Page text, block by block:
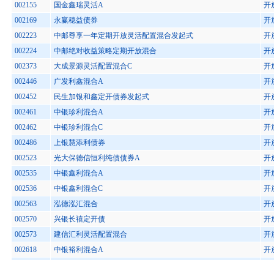
002155
国金鑫瑞灵活A
开
002169
永赢稳益债券
开
002223
中邮尊享一年定期开放灵活配置混合发起式
开
002224
中邮绝对收益策略定期开放混合
开
002373
大成景源灵活配置混合C
开
002446
广发利鑫混合A
开
002452
民生加银和鑫定开债券发起式
开
002461
中银珍利混合A
开
002462
中银珍利混合C
开
002486
上银慧添利债券
开
002523
光大保德信恒利纯债债券A
开
002535
中银鑫利混合A
开
002536
中银鑫利混合C
开
002563
泓德泓汇混合
开
002570
兴银长禧定开债
开
002573
建信汇利灵活配置混合
开
002618
中银裕利混合A
开